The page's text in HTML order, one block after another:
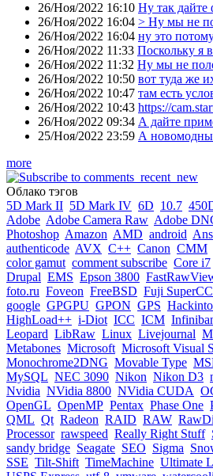
26/Ноя/2022 16:10 Ну так
26/Ноя/2022 16:04 > Ну мы не
26/Ноя/2022 16:04 ну это
26/Ноя/2022 11:33 Поскольку я
26/Ноя/2022 11:32 Ну мы не
26/Ноя/2022 10:50 вот туда же
26/Ноя/2022 10:47 там есть
26/Ноя/2022 10:43 https://
26/Ноя/2022 09:34 А дайте
25/Ноя/2022 23:59 А
more
Облако тэгов
5D Mark II 5D Mark IV 6D 10.7
Adobe Adobe Camera Raw Adobe
Photoshop Amazon AMD android
authenticode AVX C++ Canon CMM
color gamut comment subscribe Core i7
Drupal EMS Epson 3800
foto.ru Foveon FreeBSD Fuji
google GPGPU GPON GPS
HighLoad++ i-Diot ICC ICM
Leopard LibRaw Linux Livejournal
Metabones Microsoft Microsoft Visual
Monochrome2DNG Movable Type
MySQL NEC 3090 Nikon Nikon D3
Nvidia NVidia 8800 NVidia CUDA
OpenGL OpenMP Pentax Phase One
QML Qt Radeon RAID RAW
Processor rawspeed Really Right Stuff
sandy bridge Seagate SEO Sigma
SSE Tilt-Shift TimeMachine Ultimate